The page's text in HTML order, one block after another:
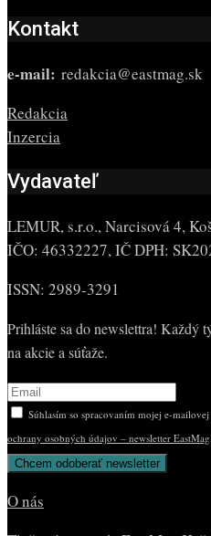
Kontakt
e-mail: redakcia@eastmag.sk
Redakcia
Inzercia
Vydavateľ
LEMUR, s.r.o., Narcisová 4,
IČO: 46332227, IČ DPH:
ISSN: 2989-3291
Prihláste sa do newslettra! Každý
na akcie a súťaže.
Súhlasím so spracovaním mojej e-
ochrany osobných údajov – newsletter EastMag
O nás